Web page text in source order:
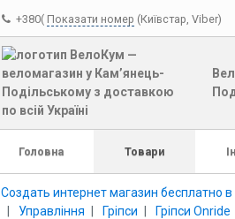
+380( Показати номер (Київстар, Viber)
Головна Товари
Создать интернет магазин бесплатно в
Управління
Гріпси Гріпси Onride